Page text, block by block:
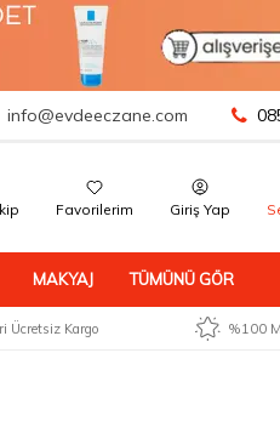
info@evdeeczane.com
Favorilerim Giriş Yap
MAKYAJ TÜMÜNÜ GÖR
Ücretsiz Kargo %100